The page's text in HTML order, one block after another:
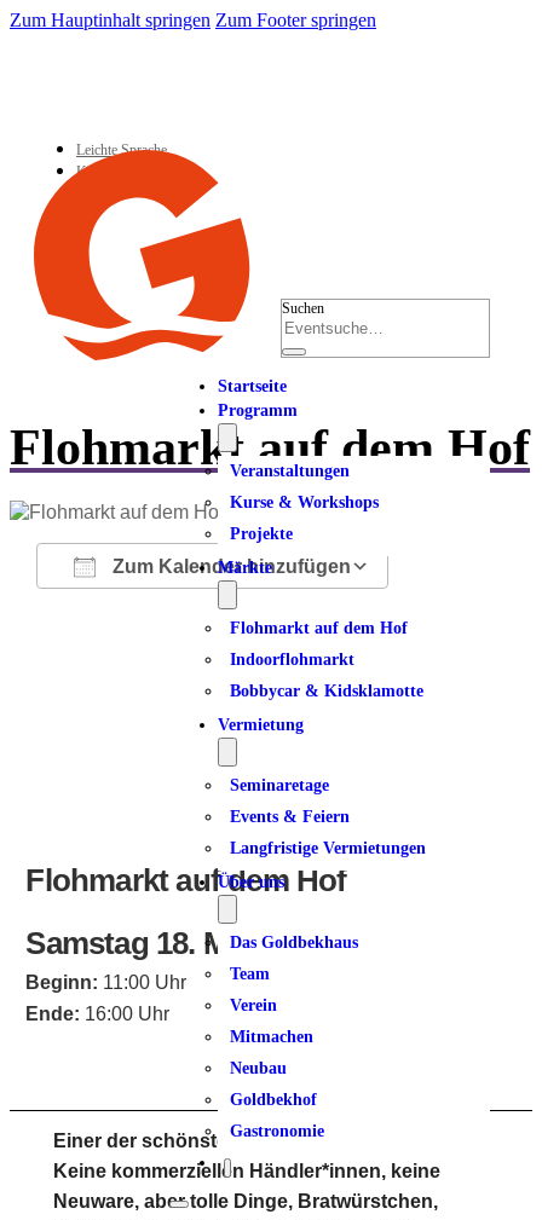
Zum Hauptinhalt springen Zum Footer springen
Leichte Sprache
Kontakt
Suchen
Startseite
Programm
Veranstaltungen
Kurse & Workshops
Projekte
Märkte
Flohmarkt auf dem Hof
Indoorflohmarkt
Bobbycar & Kidsklamotte
Vermietung
Seminaretage
Events & Feiern
Langfristige Vermietungen
Über uns
Das Goldbekhaus
Team
Verein
Mitmachen
Neubau
Goldbekhof
Gastronomie
Flohmarkt auf dem Hof
Zum Kalender hinzufügen
ICS herunterladen
Google Kalender
iCalendarOffice 365Outlook Live
Flohmarkt auf dem Hof
Samstag 18. Mai 2024
Beginn: 11:00 Uhr
Ende: 16:00 Uhr
Einer der schönsten Flohmärkte Hamburgs!
Keine kommerziellen Händler*innen, keine
Neuware, aber tolle Dinge, Bratwürstchen,